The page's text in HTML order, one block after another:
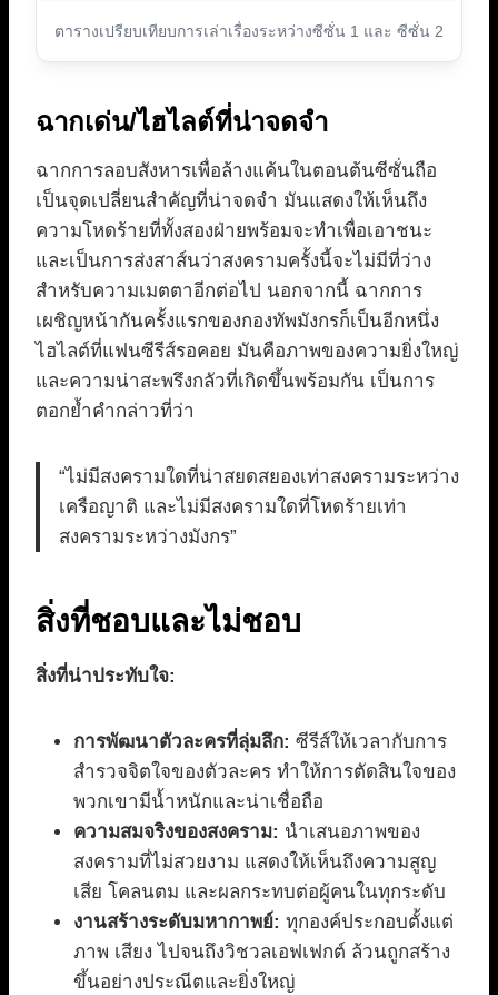
ตารางเปรียบเทียบการเล่าเรื่องระหว่างซีซั่น 1 และ ซีซั่น 2
ฉากเด่น/ไฮไลต์ที่น่าจดจำ
ฉากการลอบสังหารเพื่อล้างแค้นในตอนต้นซีซั่นถือ
เป็นจุดเปลี่ยนสำคัญที่น่าจดจำ มันแสดงให้เห็นถึง
ความโหดร้ายที่ทั้งสองฝ่ายพร้อมจะทำเพื่อเอาชนะ
และเป็นการส่งสาส์นว่าสงครามครั้งนี้จะไม่มีที่ว่าง
สำหรับความเมตตาอีกต่อไป นอกจากนี้ ฉากการ
เผชิญหน้ากันครั้งแรกของกองทัพมังกรก็เป็นอีกหนึ่ง
ไฮไลต์ที่แฟนซีรีส์รอคอย มันคือภาพของความยิ่งใหญ่
และความน่าสะพรึงกลัวที่เกิดขึ้นพร้อมกัน เป็นการ
ตอกย้ำคำกล่าวที่ว่า
“ไม่มีสงครามใดที่น่าสยดสยองเท่าสงครามระหว่าง
เครือญาติ และไม่มีสงครามใดที่โหดร้ายเท่า
สงครามระหว่างมังกร”
สิ่งที่ชอบและไม่ชอบ
สิ่งที่น่าประทับใจ:
การพัฒนาตัวละครที่ลุ่มลึก: ซีรีส์ให้เวลากับการ
สำรวจจิตใจของตัวละคร ทำให้การตัดสินใจของ
พวกเขามีน้ำหนักและน่าเชื่อถือ
ความสมจริงของสงคราม: นำเสนอภาพของ
สงครามที่ไม่สวยงาม แสดงให้เห็นถึงความสูญ
เสีย โคลนตม และผลกระทบต่อผู้คนในทุกระดับ
งานสร้างระดับมหากาพย์: ทุกองค์ประกอบตั้งแต่
ภาพ เสียง ไปจนถึงวิชวลเอฟเฟกต์ ล้วนถูกสร้าง
ขึ้นอย่างประณีตและยิ่งใหญ่